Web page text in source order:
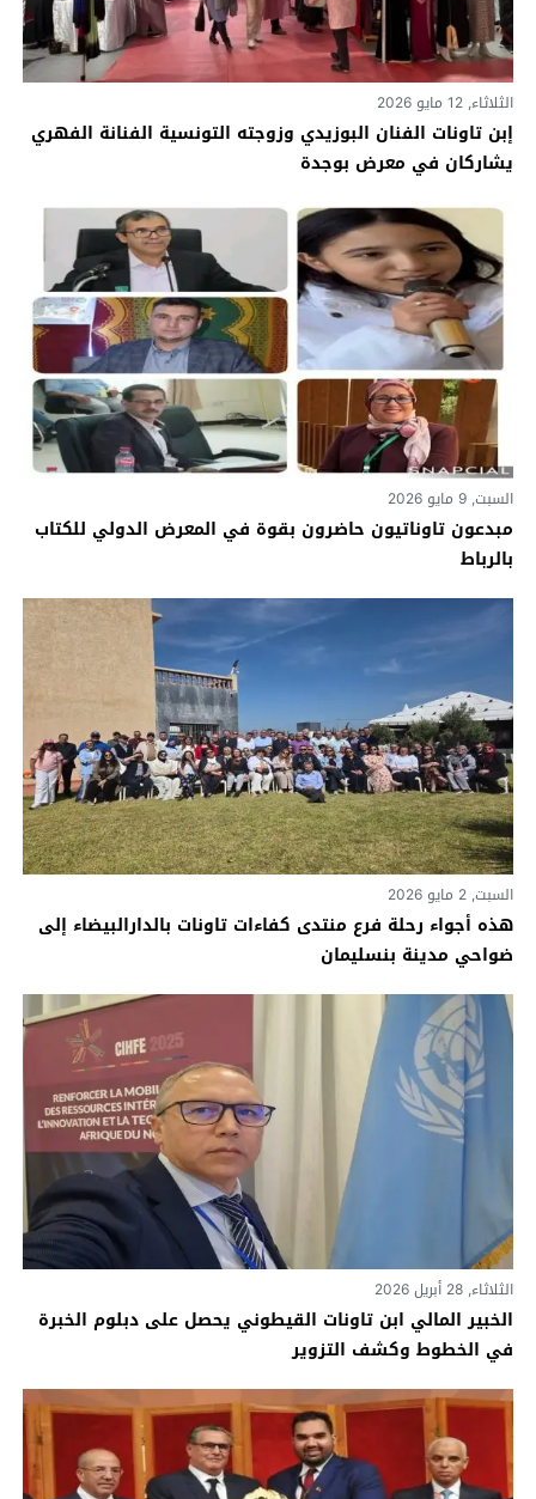
الثلاثاء, 12 مايو 2026
إبن تاونات الفنان البوزيدي وزوجته التونسية الفنانة الفهري
يشاركان في معرض بوجدة
السبت, 9 مايو 2026
مبدعون تاوناتيون حاضرون بقوة في المعرض الدولي للكتاب
بالرباط
السبت, 2 مايو 2026
هذه أجواء رحلة فرع منتدى كفاءات تاونات بالدارالبيضاء إلى
ضواحي مدينة بنسليمان
الثلاثاء, 28 أبريل 2026
الخبير المالي ابن تاونات القيطوني يحصل على دبلوم الخبرة
في الخطوط وكشف التزوير